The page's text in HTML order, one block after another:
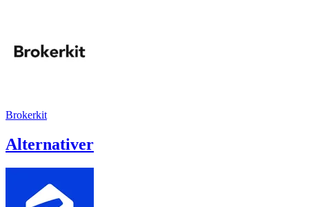
Brokerkit
Alternativer